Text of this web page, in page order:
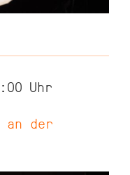
Uhr
der